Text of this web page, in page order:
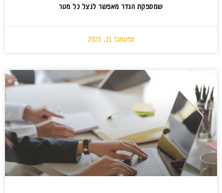
שמספקת הגדר מאפשר לנצל כל מטר
ספטמבר 21, 2025